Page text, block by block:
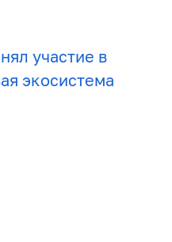
участие в
экосистема